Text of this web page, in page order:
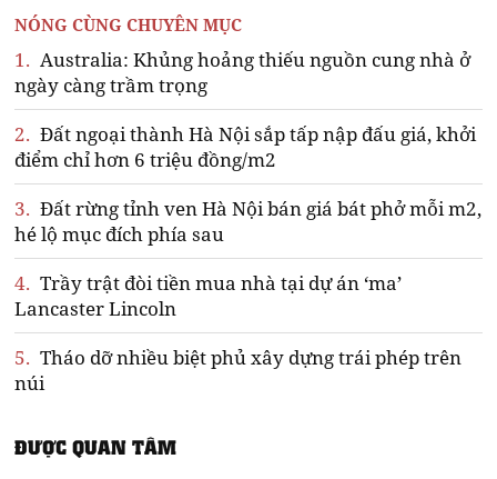
NÓNG CÙNG CHUYÊN MỤC
1. Australia: Khủng hoảng thiếu nguồn cung nhà ở
ngày càng trầm trọng
2. Đất ngoại thành Hà Nội sắp tấp nập đấu giá, khởi
điểm chỉ hơn 6 triệu đồng/m2
3. Đất rừng tỉnh ven Hà Nội bán giá bát phở mỗi m2,
hé lộ mục đích phía sau
4. Trầy trật đòi tiền mua nhà tại dự án ‘ma’
Lancaster Lincoln
5. Tháo dỡ nhiều biệt phủ xây dựng trái phép trên
núi
ĐƯỢC QUAN TÂM